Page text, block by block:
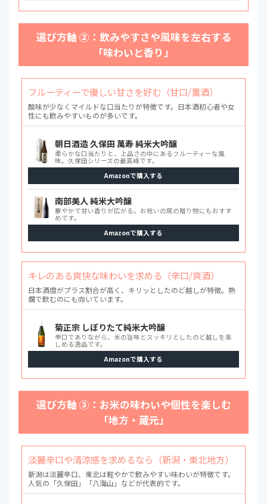
選び方軸 ②：飲みやすさや風味を左右する
「味わいと香り」
フルーティーで優しい甘さを好む（甘口/薫酒）
酸味が少なくマイルドな口当たりが特徴です。日本酒初心者や女
性にも飲みやすいものが多いです。
朝日酒造 久保田 萬寿 純米大吟醸
柔らかな口当たりと、上品さの中にあるフルーティーな風
味。久保田シリーズの最高峰です。
Amazonで購入する
南部美人 純米大吟醸
華やかで甘い香りが広がる。お祝いの席の贈り物にもおすす
めです。
Amazonで購入する
キレのある爽快な味わいを求める（辛口/爽酒）
日本酒度がプラス割合が高く、キリッとしたのど越しが特徴。熱
燗で飲むのにも向いています。
菊正宗 しぼりたて純米大吟醸
辛口でありながら、米の旨味とスッキリとしたのど越しを楽
しめる逸品です。
Amazonで購入する
選び方軸 ③：お米の味わいや個性を楽しむ
「地方・蔵元」
淡麗辛口や清涼感を求めるなら（新潟・東北地方）
新潟は淡麗辛口、東北は軽やかで飲みやすい味わいが特徴です。
人気の「久保田」「八海山」などが代表的です。